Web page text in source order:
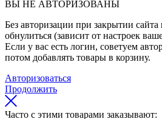
ВЫ НЕ АВТОРИЗОВАНЫ
Без авторизации при закрытии
обнулиться (зависит от настроек
Если у вас есть логин, советуем
потом добавлять товары в корзину.
Авторизоваться
Продолжить
Часто с этими товарами заказывают: